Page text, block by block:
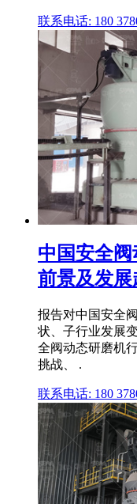
联系电话: 180
中国安全
前景及发展
报告对中国安全
状、子行业发展
全阀动态研磨机
挑战、 .
联系电话: 180